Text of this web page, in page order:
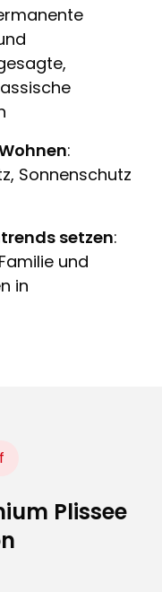
:
Sonnenschutz
setzen:
und
in
Plissee